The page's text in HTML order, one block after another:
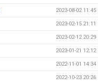
2023-08-02 11:45
2023-02-15 21:11
2023-02-12 20:29
2023-01-21 12:12
2022-11-01 14:34
2022-10-23 20:26